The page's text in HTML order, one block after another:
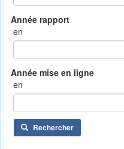
en
en
Rechercher